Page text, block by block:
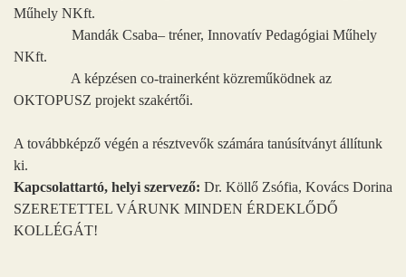
Műhely NKft.
Mandák Csaba– tréner, Innovatív Pedagógiai Műhely
NKft.
A képzésen co-trainerként közreműködnek az
OKTOPUSZ projekt szakértői.
A továbbképző végén a résztvevők számára tanúsítványt állítunk
ki.
Kapcsolattartó, helyi szervező: Dr. Köllő Zsófia, Kovács Dorina
SZERETETTEL VÁRUNK MINDEN ÉRDEKLŐDŐ
KOLLÉGÁT!